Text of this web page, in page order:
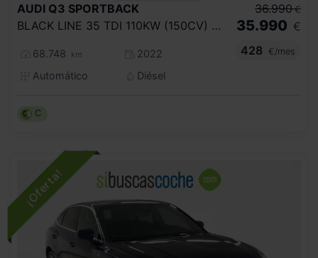
AUDI Q3 SPORTBACK
BLACK LINE 35 TDI 110KW (150CV) S TRONIC
68.748 km
2022
Automático
Diésel
36.990 €
35.990 €
428
€/mes
C